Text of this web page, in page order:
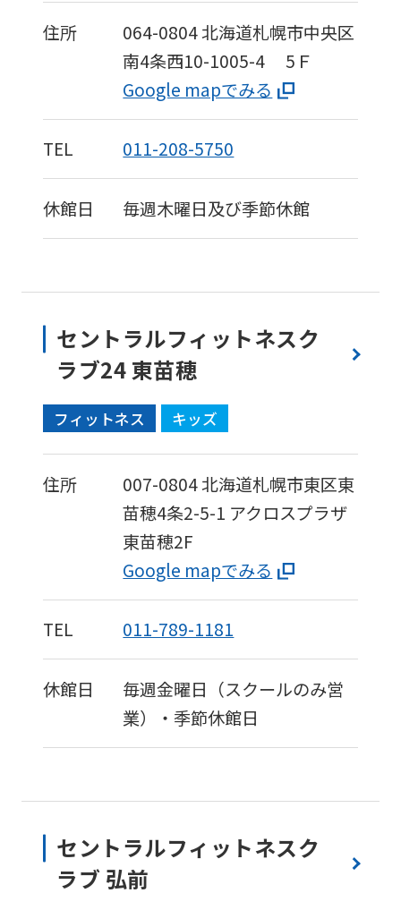
住所 064-0804北海道札幌市中央区
南4条西10-1005-4
5Ｆ
Google mapでみる
TEL 011-208-5750
休館日 毎週木曜日及び季節休館
セントラルフィットネスク
ラブ24 東苗穂
フィットネス キッズ
住所 007-0804北海道札幌市東区東
苗穂4条2-5-1 アクロスプラザ
東苗穂2F
Google mapでみる
TEL 011-789-1181
休館日
毎週金曜日（スクールのみ営
業）・季節休館日
セントラルフィットネスク
ラブ 弘前